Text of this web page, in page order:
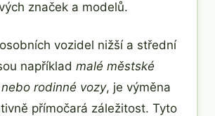
značek a modelů.
vozidel nižší a střední
například malé městské
rodinné vozy, je výměna
přímočará záležitost. Tyto